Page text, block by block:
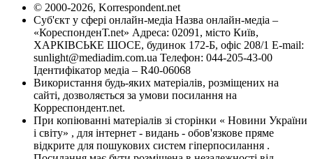
© 2000-2026, Korrespondent.net
Суб'єкт у сфері онлайн-медіа Назва онлайн-медіа –
«КореспонденТ.net» Адреса: 02091, місто Київ,
ХАРКІВСЬКЕ ШОСЕ, будинок 172-Б, офіс 208/1 E-mail:
sunlight@mediadim.com.ua Телефон: 044-205-43-00
Ідентифікатор медіа – R40-06068
Використання будь-яких матеріалів, розміщених на
сайті, дозволяється за умови посилання на
Корреспондент.net.
При копіюванні матеріалів зі сторінки « Новини України
і світу» , для інтернет - видань - обов'язкове пряме
відкрите для пошукових систем гіперпосилання .